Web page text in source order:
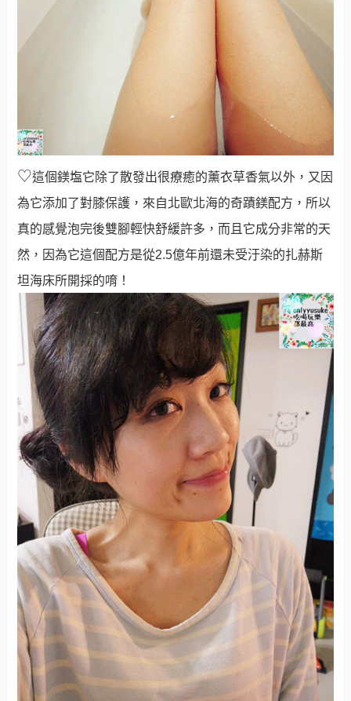
♡這個鎂塩它除了散發出很療癒的薰衣草香氣以外，又因
為它添加了對膝保護，來自北歐北海的奇蹟鎂配方，所以
真的感覺泡完後雙腳輕快舒緩許多，而且它成分非常的天
然，因為它這個配方是從2.5億年前還未受汙染的扎赫斯
坦海床所開採的唷！